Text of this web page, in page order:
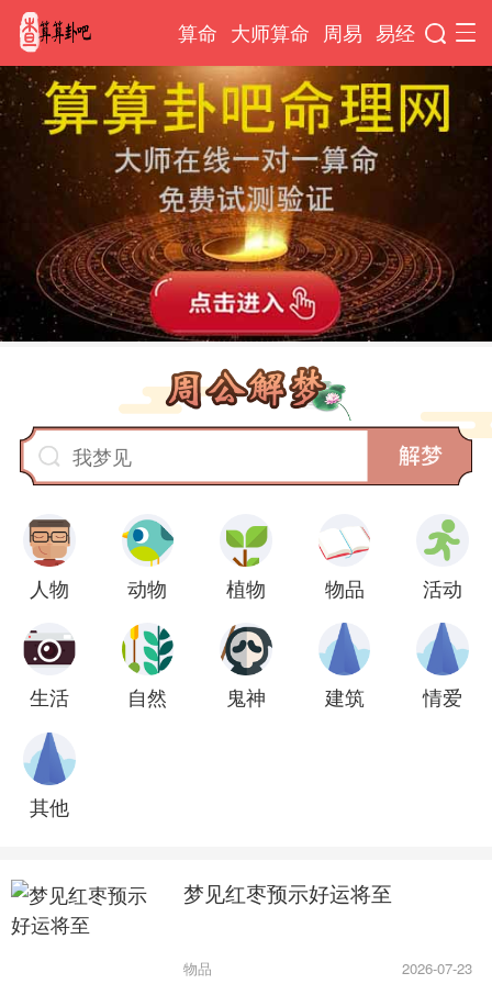
算命 大师算命 周易 易经
人物 动物 植物 物品 活动
生活 自然 鬼神 建筑 情爱
其他
梦见红枣预示好运将至
物品 2026-07-23